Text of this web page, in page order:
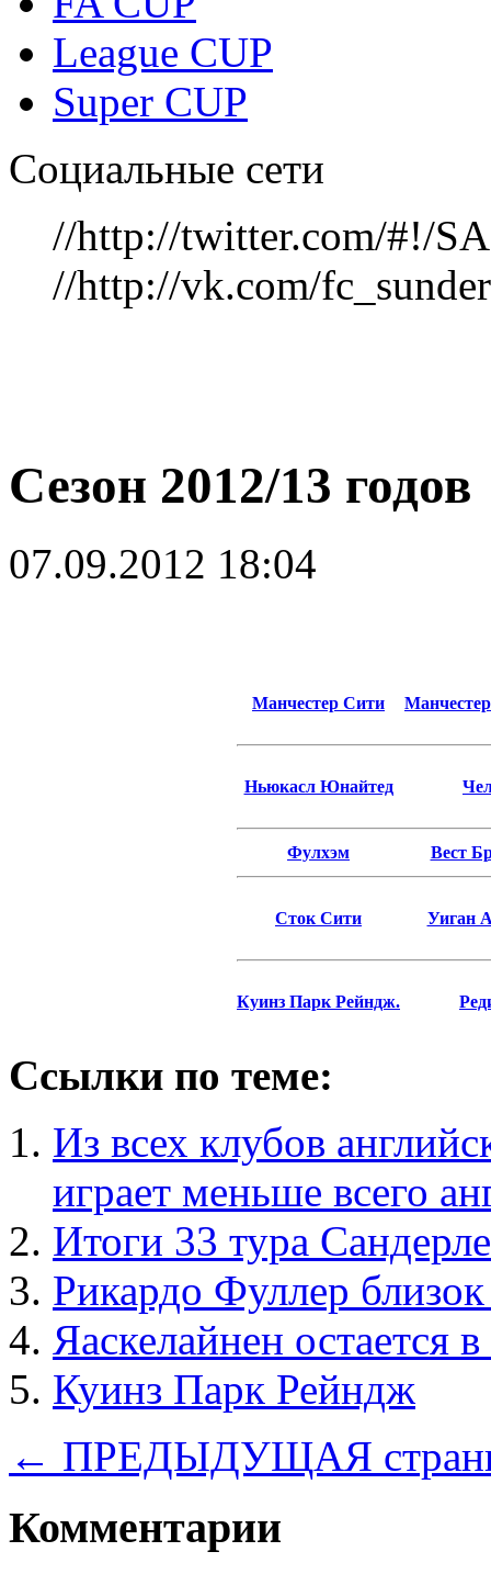
League CUP
Super CUP
Социальные сети
//http://twitter.com/#!/
//http://vk.com/
Сезон 2012/13 годов
07.09.2012 18:04
Манчестер Сити
Ньюкасл Юнайтед
Фулхэм Вест
Сток Сити Уиган
Куинз Парк Рейндж.
Ссылки по теме:
Из всех клубов
играет меньше всего
Итоги 33 тура
Рикардо Фуллер
Яаскелайнен остается
Куинз Парк Рейндж
← ПРЕДЫДУЩАЯ
Комментарии